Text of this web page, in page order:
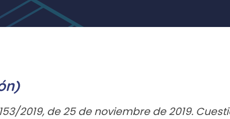
2019, de 25 de noviembre de 2019.